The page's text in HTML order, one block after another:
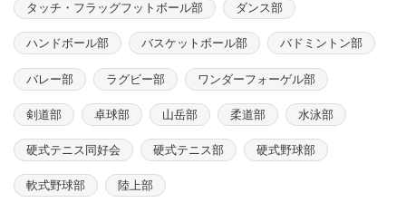
タッチ・フラッグフットボール部 ダンス部
ハンドボール部 バスケットボール部 バドミントン部
バレー部 ラグビー部 ワンダーフォーゲル部
剣道部 卓球部 山岳部 柔道部 水泳部
硬式テニス同好会 硬式テニス部 硬式野球部
軟式野球部 陸上部